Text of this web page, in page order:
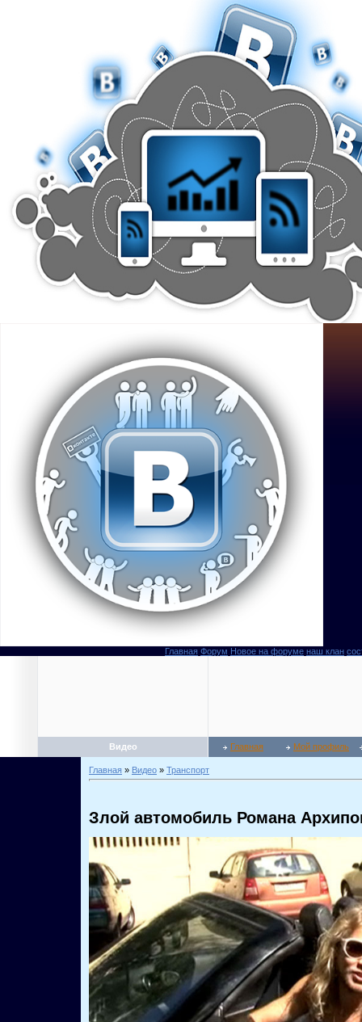
Главная Форум Новое на форуме наш клан
Видео Главная Мой профиль
Главная » Видео » Транспорт
Злой автомобиль Романа